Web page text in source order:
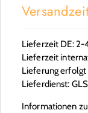
Lieferzeit DE: 2-
Lieferzeit
Lieferung erfolgt
Lieferdienst: GLS
Informationen